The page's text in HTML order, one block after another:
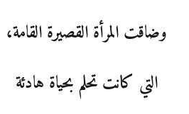
وضاقت المرأة القصيرة القامة،
التي كانت تحلم بحياة هادئة